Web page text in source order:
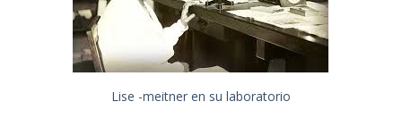
Lise -meitner en su laboratorio